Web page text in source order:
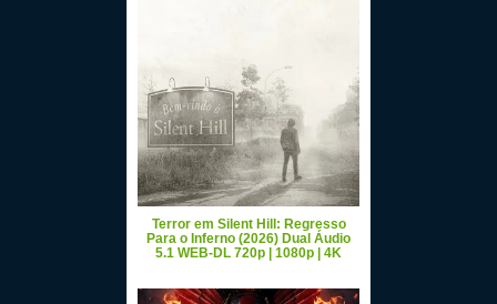
Terror em Silent Hill: Regresso
Para o Inferno (2026) Dual Áudio
5.1 WEB-DL 720p | 1080p | 4K